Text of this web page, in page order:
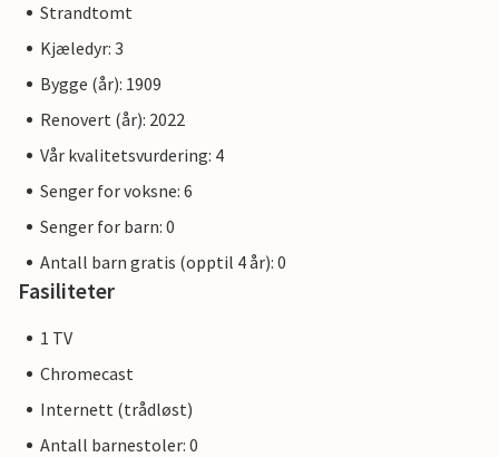
Strandtomt
Kjæledyr: 3
Bygge (år): 1909
Renovert (år): 2022
Vår kvalitetsvurdering: 4
Senger for voksne: 6
Senger for barn: 0
Antall barn gratis (opptil 4 år): 0
Fasiliteter
1 TV
Chromecast
Internett (trådløst)
Antall barnestoler: 0